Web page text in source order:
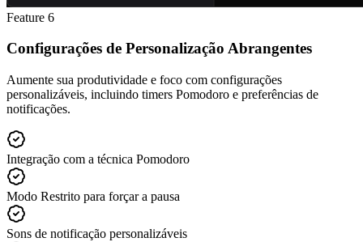
Feature 6
Configurações de Personalização Abrangentes
Aumente sua produtividade e foco com configurações
personalizáveis, incluindo timers Pomodoro e preferências de
notificações.
Integração com a técnica Pomodoro
Modo Restrito para forçar a pausa
Sons de notificação personalizáveis